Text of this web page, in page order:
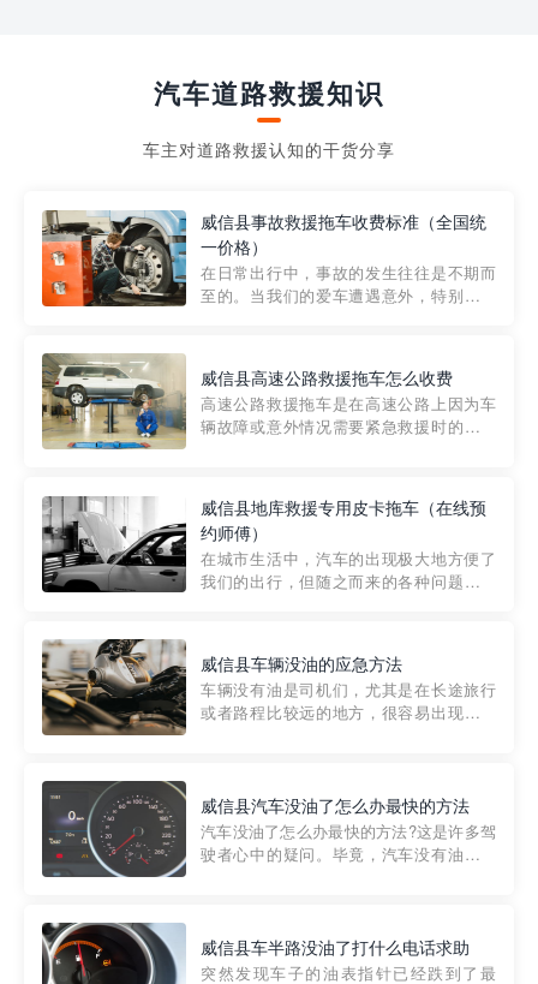
汽车道路救援知识
车主对道路救援认知的干货分享
威信县事故救援拖车收费标准（全国统
一价格）
在日常出行中，事故的发生往往是不期而
至的。当我们的爱车遭遇意外，特别是在
细解析一下市区事故救援拖车的收费标
准，以及在选用拖车服务时应注...
威信县高速公路救援拖车怎么收费
高速公路救援拖车是在高速公路上因为车
辆故障或意外情况需要紧急救援时的必备
路救援拖车的收费标准是由当地交通管理
部门制定的。起步价通...
威信县地库救援专用皮卡拖车（在线预
约师傅）
在城市生活中，汽车的出现极大地方便了
我们的出行，但随之而来的各种问题也让
紧急情况下，我们需要一种高效可靠的救
援方式。而这时，地库救援专...
威信县车辆没油的应急方法
车辆没有油是司机们，尤其是在长途旅行
或者路程比较远的地方，很容易出现这种
的送油师傅，解决没油的紧急情况。 首
先，让我们来了解一下穿...
威信县汽车没油了怎么办最快的方法
汽车没油了怎么办最快的方法?这是许多驾
驶者心中的疑问。毕竟，汽车没有油就无
越者小程序是一款专门解决汽车没油问题
的在线服务平台。通过...
威信县车半路没油了打什么电话求助
突然发现车子的油表指针已经跌到了最